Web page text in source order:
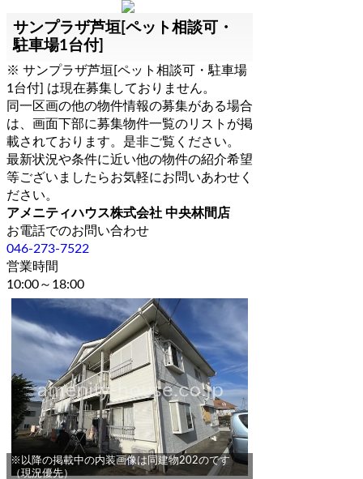
サンプラザ芦垣[ペット相談可・
駐車場1台付]
※ サンプラザ芦垣[ペット相談可・駐車場
1台付] は現在募集しておりません。
同一区画の他の物件情報の募集がある場合
は、画面下部に募集物件一覧のリストが掲
載されております。是非ご覧ください。
最新状況や条件に近い他の物件の紹介希望
等ございましたらお気軽にお問いあわせく
ださい。
アメニティハウス株式会社 中央林間店
お電話でのお問い合わせ
046-273-7522
営業時間
10:00～18:00
※以降の掲載中の内装画像は同建物202のです
（現況優先）